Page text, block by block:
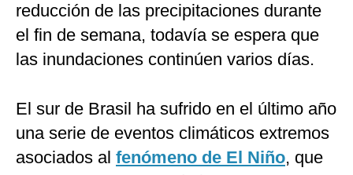
reducción de las precipitaciones durante
el fin de semana, todavía se espera que
las inundaciones continúen varios días.
El sur de Brasil ha sufrido en el último año
una serie de eventos climáticos extremos
asociados al fenómeno de El Niño, que